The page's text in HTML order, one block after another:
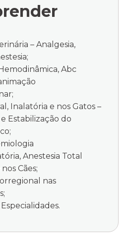
– Analgesia,
Abc
Inalatória e nos Gatos –
Estabilização do
Anestesia Total
Cães;
nas